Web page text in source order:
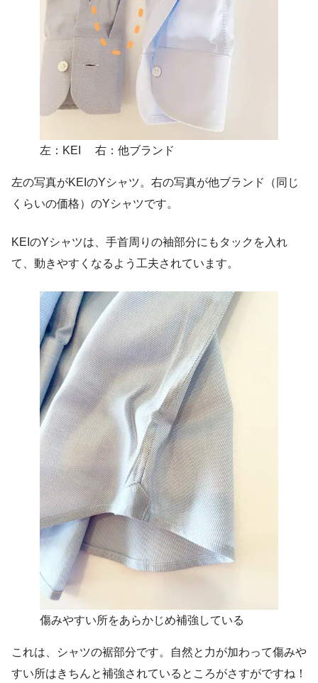
左：KEI 右：他ブランド
左の写真がKEIのYシャツ。右の写真が他ブランド（同じ
くらいの価格）のYシャツです。
KEIのYシャツは、手首周りの袖部分にもタックを入れ
て、動きやすくなるよう工夫されています。
傷みやすい所をあらかじめ補強している
これは、シャツの裾部分です。自然と力が加わって傷みや
すい所はきちんと補強されているところがさすがですね！